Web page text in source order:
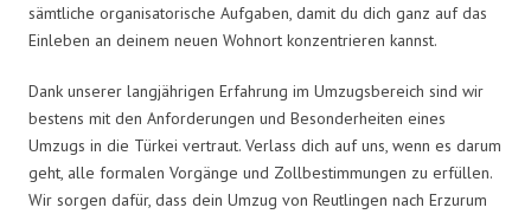
sämtliche organisatorische Aufgaben, damit du dich ganz auf das
Einleben an deinem neuen Wohnort konzentrieren kannst.
Dank unserer langjährigen Erfahrung im Umzugsbereich sind wir
bestens mit den Anforderungen und Besonderheiten eines
Umzugs in die Türkei vertraut. Verlass dich auf uns, wenn es darum
geht, alle formalen Vorgänge und Zollbestimmungen zu erfüllen.
Wir sorgen dafür, dass dein Umzug von Reutlingen nach Erzurum